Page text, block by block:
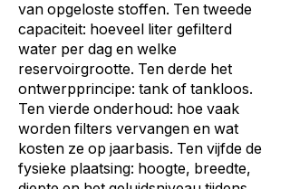
van opgeloste stoffen. Ten tweede
capaciteit: hoeveel liter gefilterd
water per dag en welke
reservoirgrootte. Ten derde het
ontwerpprincipe: tank of tankloos.
Ten vierde onderhoud: hoe vaak
worden filters vervangen en wat
kosten ze op jaarbasis. Ten vijfde de
fysieke plaatsing: hoogte, breedte,